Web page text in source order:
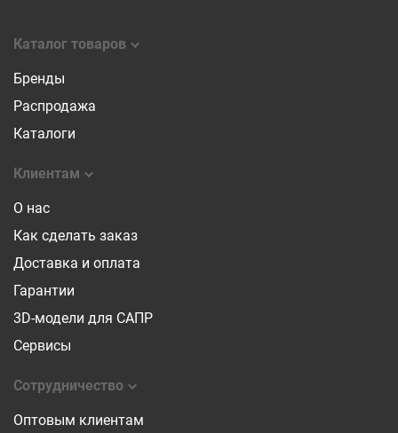
Каталог товаров
Бренды
Распродажа
Каталоги
Клиентам
О нас
Как сделать заказ
Доставка и оплата
Гарантии
3D-модели для САПР
Сервисы
Сотрудничество
Оптовым клиентам